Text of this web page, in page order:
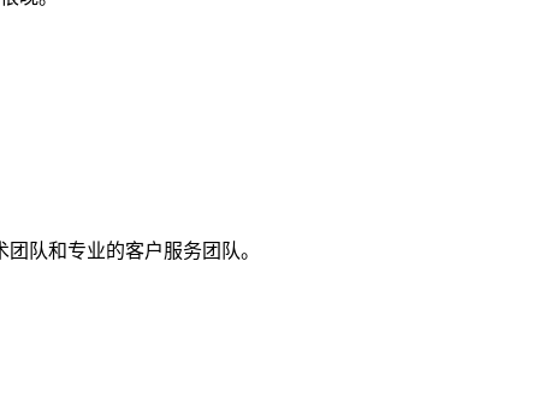
队和专业的客户服务团队。